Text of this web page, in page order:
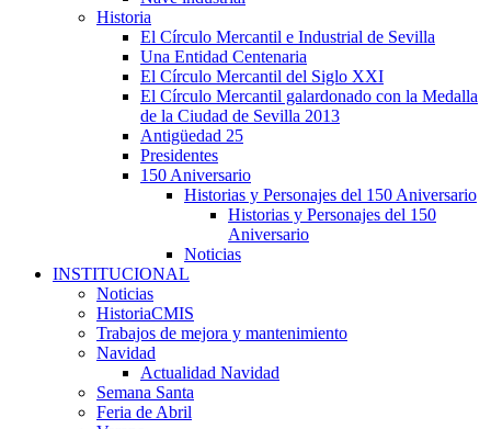
Historia
El Círculo Mercantil e Industrial de Sevilla
Una Entidad Centenaria
El Círculo Mercantil del Siglo XXI
El Círculo Mercantil galardonado con la Medalla
de la Ciudad de Sevilla 2013
Antigüedad 25
Presidentes
150 Aniversario
Historias y Personajes del 150 Aniversario
Historias y Personajes del 150
Aniversario
Noticias
INSTITUCIONAL
Noticias
HistoriaCMIS
Trabajos de mejora y mantenimiento
Navidad
Actualidad Navidad
Semana Santa
Feria de Abril